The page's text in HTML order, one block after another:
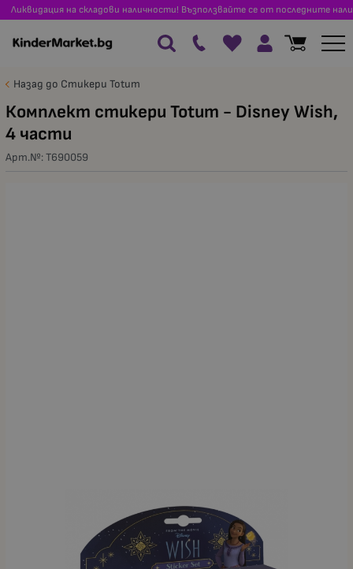
Ликвидация на складови наличности! Възползвайте се от последните
Назад до Стикери Totum
Комплект стикери Totum - Disney Wish,
4 части
Арт.№:T690059